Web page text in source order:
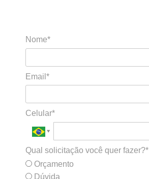
Nome*
Email*
Celular*
Qual solicitação você quer fazer?*
Orçamento
Dúvida